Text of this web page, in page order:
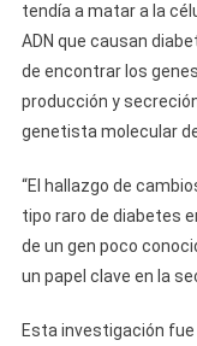
tendía a matar a la
ADN que causan
de encontrar los
producción y
genetista molecular
“El hallazgo de
tipo raro de diabetes
de un gen poco
un papel clave en la
Esta investigación fue